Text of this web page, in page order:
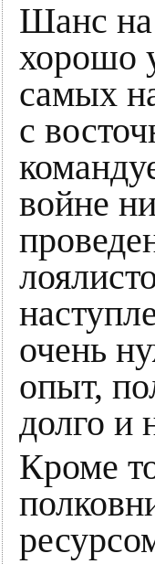
Шанс на
хорошо
самых
с
войне
очень
опыт,
долго и
Кроме